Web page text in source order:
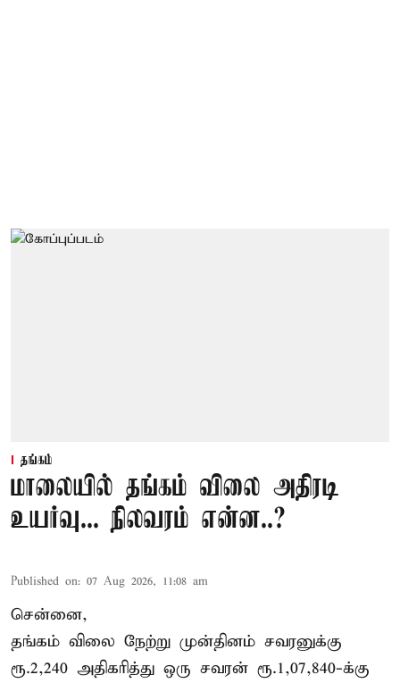
தங்கம்
மாலையில் தங்கம் விலை அதிரடி
உயர்வு... நிலவரம் என்ன..?
Published on: 07 Aug 2026, 11:08 am
சென்னை,
தங்கம் விலை நேற்று முன்தினம் சவரனுக்கு
ரூ.2,240 அதிகரித்து ஒரு சவரன் ரூ.1,07,840-க்கு